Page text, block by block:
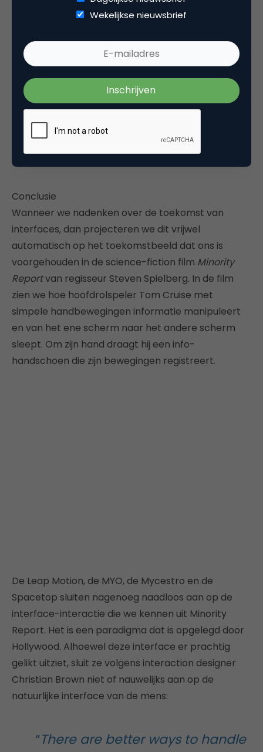
Conclusie
Wanneer we nadenken over de toekomst van
interfaces, dan projecteren we dit vrijwel
automatisch op het toekomstbeeld dat ons is
voorgehouden in de science-fiction film Minority
Reportvan regisseur Steven Spielberg. In de film
zien we hoe hoofdrolspeler Tom Cruise met
simpele handbewegingen informatie manipuleert
en van het ene scherm naar het andere scherm
sleept. Om zijn hand draagt hij een info-
handschoen die zijn bewegingen registreert.
De Leap Motion, de MYO, de Mycestro en de
Spacetop sluiten nagenoeg naadloos aan op de
interface-interactie die we kennen uit Minority
Report. Het is een paradigma dat is opgelegd door
Hollywood. Alhoewel deze interface er prachtig
gelikt uitziet, sluit ze volgens interaction designer
Christian Brown niet of nauwelijks aan op de
natuurlijke interface van de mens:
“There are better ways to handle
Wekelijkse nieuwsbrief